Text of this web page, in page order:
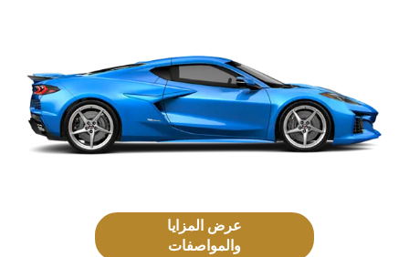
عرض المزايا
والمواصفات